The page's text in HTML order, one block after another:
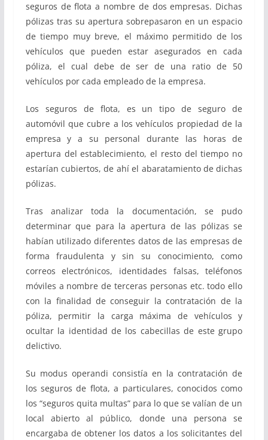
seguros de flota a nombre de dos empresas. Dichas
pólizas tras su apertura sobrepasaron en un espacio
de tiempo muy breve, el máximo permitido de los
vehículos que pueden estar asegurados en cada
póliza, el cual debe de ser de una ratio de 50
vehículos por cada empleado de la empresa.
Los seguros de flota, es un tipo de seguro de
automóvil que cubre a los vehículos propiedad de la
empresa y a su personal durante las horas de
apertura del establecimiento, el resto del tiempo no
estarían cubiertos, de ahí el abaratamiento de dichas
pólizas.
Tras analizar toda la documentación, se pudo
determinar que para la apertura de las pólizas se
habían utilizado diferentes datos de las empresas de
forma fraudulenta y sin su conocimiento, como
correos electrónicos, identidades falsas, teléfonos
móviles a nombre de terceras personas etc. todo ello
con la finalidad de conseguir la contratación de la
póliza, permitir la carga máxima de vehículos y
ocultar la identidad de los cabecillas de este grupo
delictivo.
Su modus operandi consistía en la contratación de
los seguros de flota, a particulares, conocidos como
los “seguros quita multas” para lo que se valían de un
local abierto al público, donde una persona se
encargaba de obtener los datos a los solicitantes del